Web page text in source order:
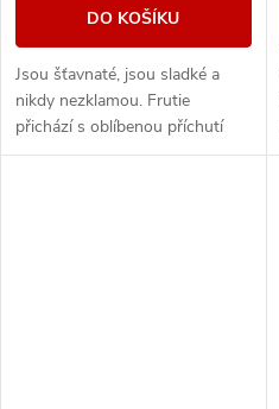
DO KOŠÍKU
Jsou šťavnaté, jsou sladké a
nikdy nezklamou. Frutie
přichází s oblíbenou příchutí
borůvek, která vám prostě